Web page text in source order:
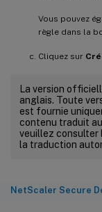
Vous pouvez
règle dans la
Cliquez sur
La version
anglais. Toute
est fournie
contenu traduit
veuillez consulter
la traduction
NetScaler Secure